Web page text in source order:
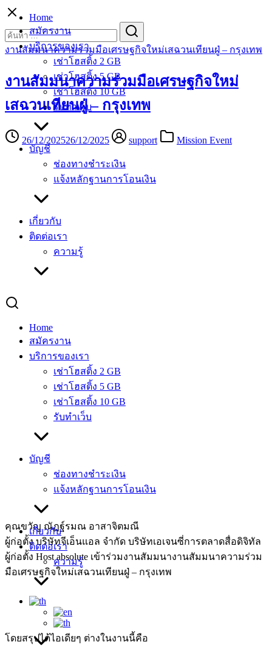
Skip
content
Home
สมัครงาน
บริการของเรา
เช่าโฮสติ้ง 2 GB
เช่าโฮสติ้ง 5 GB
เช่าโฮสติ้ง 10 GB
รับทำเว็บ
บัญชี
ช่องทางชำระเงิน
แจ้งหลักฐานการโอนเงิน
เกี่ยวกับ
ติดต่อเรา
ความรู้
Home
สมัครงาน
บริการของเรา
เช่าโฮสติ้ง 2 GB
เช่าโฮสติ้ง 5 GB
เช่าโฮสติ้ง 10 GB
รับทำเว็บ
บัญชี
ช่องทางชำระเงิน
แจ้งหลักฐานการโอนเงิน
เกี่ยวกับ
ติดต่อเรา
ความรู้
for:
งานสัมมนาความร่วมมือเศรษฐกิจใหม่เสฉวนเทียนฝู่ – กรุงเทพ
งานสัมมนาความร่วมมือเศรษฐกิจใหม่
เสฉวนเทียนฝู่ – กรุงเทพ
26/12/202526/12/2025 support Mission Event
คุณขวัญ ณัฏฐ์รมณ อาสาจิตมณี
ผู้ก่อตั้ง บริษัทจีเอ็นแอล จำกัด บริษัทเอเจนซี่การตลาดสื่อดิจิทัล
ผู้ก่อตั้ง Host absolute เข้าร่วมงานสัมมนางานสัมมนาความร่วม
มือเศรษฐกิจใหม่เสฉวนเทียนฝู่ – กรุงเทพ
โดยสรุปได้ไอเดียๆ ต่างในงานนี้คือ